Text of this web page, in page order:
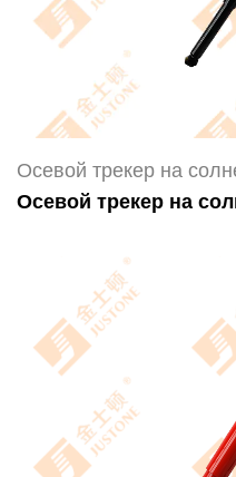
Осевой трекер на
Осевой трекер на